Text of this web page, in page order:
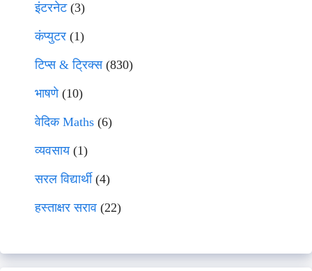
इंटरनेट(3)
कंप्युटर (1)
टिप्स & ट्रिक्स(830)
भाषणे(10)
वेदिक Maths (6)
व्यवसाय(1)
सरल विद्यार्थी(4)
हस्ताक्षर सराव (22)